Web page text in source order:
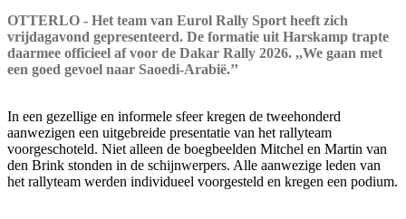
OTTERLO - Het team van Eurol Rally Sport heeft zich
vrijdagavond gepresenteerd. De formatie uit Harskamp trapte
daarmee officieel af voor de Dakar Rally 2026. ,,We gaan met
een goed gevoel naar Saoedi-Arabië.’’
In een gezellige en informele sfeer kregen de tweehonderd
aanwezigen een uitgebreide presentatie van het rallyteam
voorgeschoteld. Niet alleen de boegbeelden Mitchel en Martin van
den Brink stonden in de schijnwerpers. Alle aanwezige leden van
het rallyteam werden individueel voorgesteld en kregen een podium.